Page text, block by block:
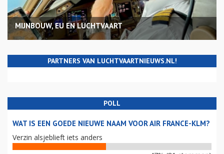
MIJNBOUW, EU EN LUCHTVAART
PARTNERS VAN LUCHTVAARTNIEUWS.NL!
POLL
WAT IS EEN GOEDE NIEUWE NAAM VOOR AIR FRANCE-KLM?
Verzin alsjeblieft iets anders